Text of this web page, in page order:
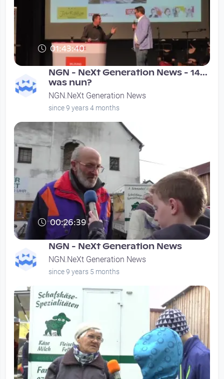
01:43:40
NGN - NeXt Generation News - 14...
was nun?
NGN.NeXt Generation News
since 9 years 4 months
00:26:39
NGN - NeXt Generation News
NGN.NeXt Generation News
since 9 years 5 months